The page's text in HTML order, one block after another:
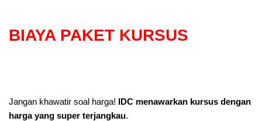
BIAYA PAKET KURSUS
Jangan khawatir soal harga! IDC menawarkan kursus dengan
harga yang super terjangkau.